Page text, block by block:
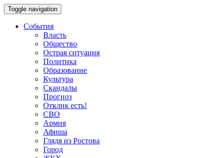
Toggle navigation
События
Власть
Общество
Острая ситуация
Политика
Образование
Культура
Скандалы
Прогноз
Отклик есть!
СВО
Армия
Афиша
Глядя из Ростова
Город